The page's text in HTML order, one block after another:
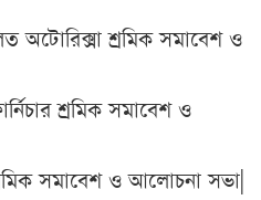
অটোরিক্সা শ্রমিক সমাবেশ ও
শ্রমিক সমাবেশ ও
সমাবেশ ও আলোচনা সভা|